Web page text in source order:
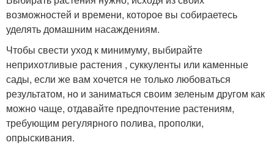
возможностей и времени, которое вы собираетесь
уделять домашним насаждениям.
Чтобы свести уход к минимуму, выбирайте
неприхотливые растения , суккуленты или каменные
сады, если же вам хочется не только любоваться
результатом, но и заниматься своим зеленым другом как
можно чаще, отдавайте предпочтение растениям,
требующим регулярного полива, прополки,
опрыскивания.